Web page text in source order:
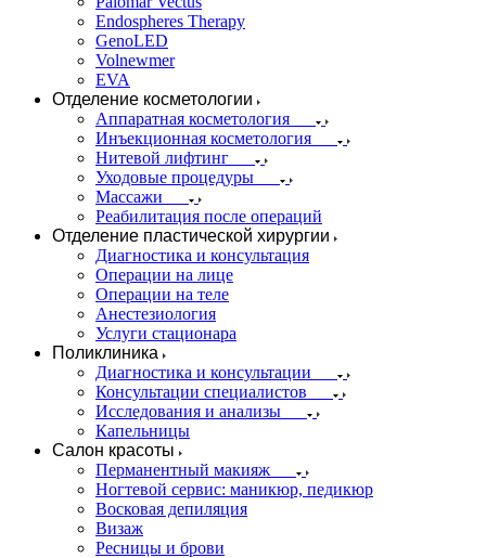
Endospheres Therapy
GenoLED
Volnewmer
EVA
Отделение косметологии
Аппаратная косметология
Инъекционная косметология
Нитевой лифтинг
Уходовые процедуры
Массажи
Реабилитация после операций
Отделение пластической хирургии
Диагностика и консультация
Операции на лице
Операции на теле
Анестезиология
Услуги стационара
Поликлиника
Диагностика и консультации
Консультации специалистов
Исследования и анализы
Капельницы
Салон красоты
Перманентный макияж
Ногтевой сервис: маникюр, педикюр
Восковая депиляция
Визаж
Ресницы и брови